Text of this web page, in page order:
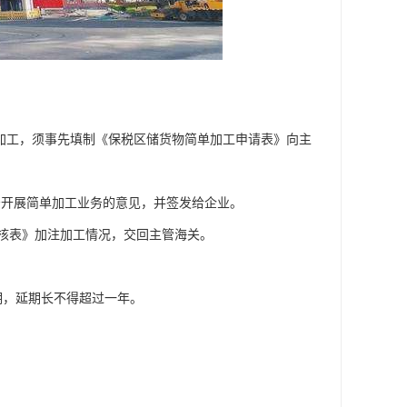
，须事先填制《保税区储货物简单加工申请表》向主
展简单加工业务的意见，并签发给企业。
》加注加工情况，交回主管海关。
延期长不得超过一年。